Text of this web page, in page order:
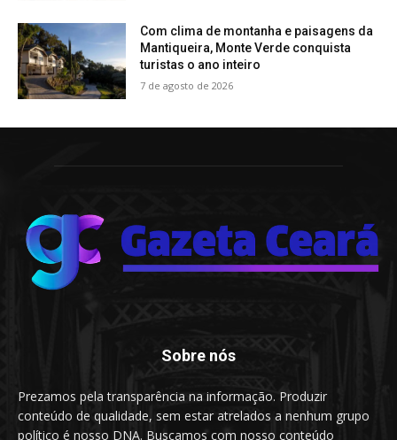
Com clima de montanha e paisagens da
Mantiqueira, Monte Verde conquista
turistas o ano inteiro
7 de agosto de 2026
Sobre nós
Prezamos pela transparência na informação. Produzir
conteúdo de qualidade, sem estar atrelados a nenhum grupo
político é nosso DNA. Buscamos com nosso conteúdo